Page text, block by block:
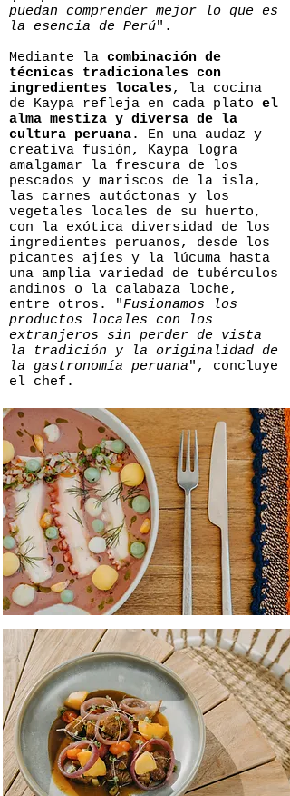
puedan comprender mejor lo que es
la esencia de Perú".
Mediante la combinación de
técnicas tradicionales con
ingredientes locales, la cocina
de Kaypa refleja en cada plato el
alma mestiza y diversa de la
cultura peruana. En una audaz y
creativa fusión, Kaypa logra
amalgamar la frescura de los
pescados y mariscos de la isla,
las carnes autóctonas y los
vegetales locales de su huerto,
con la exótica diversidad de los
ingredientes peruanos, desde los
picantes ajíes y la lúcuma hasta
una amplia variedad de tubérculos
andinos o la calabaza loche,
entre otros. "Fusionamos los
productos locales con los
extranjeros sin perder de vista
la tradición y la originalidad de
la gastronomía peruana", concluye
el chef.